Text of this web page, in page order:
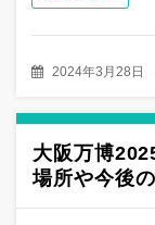
2024年3月28日
大阪万博
場所や今後